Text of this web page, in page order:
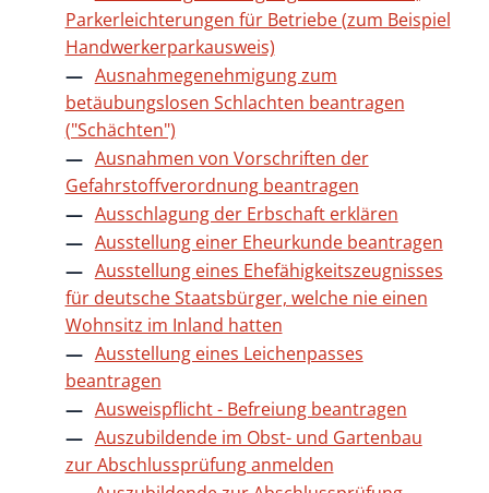
Parkerleichterungen für Betriebe (zum Beispiel
Handwerkerparkausweis)
Ausnahmegenehmigung zum
betäubungslosen Schlachten beantragen
("Schächten")
Ausnahmen von Vorschriften der
Gefahrstoffverordnung beantragen
Ausschlagung der Erbschaft erklären
Ausstellung einer Eheurkunde beantragen
Ausstellung eines Ehefähigkeitszeugnisses
für deutsche Staatsbürger, welche nie einen
Wohnsitz im Inland hatten
Ausstellung eines Leichenpasses
beantragen
Ausweispflicht - Befreiung beantragen
Auszubildende im Obst- und Gartenbau
zur Abschlussprüfung anmelden